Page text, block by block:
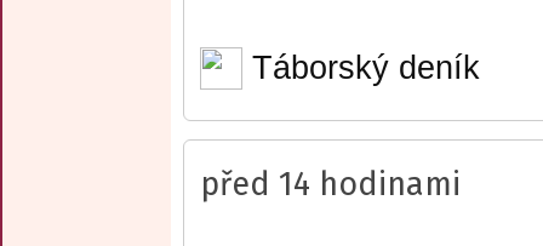
Táborský deník
před 14 hodinami